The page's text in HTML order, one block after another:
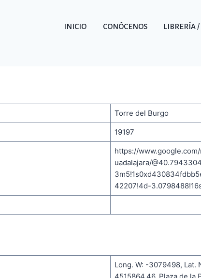
INICIO CONÓCENOS LIBRERÍA /
Torre del Burgo
19197
https://
uadalajara/
42207!4d-
Long. W: -3079498, Lat.
4515864.46. Plaza de la